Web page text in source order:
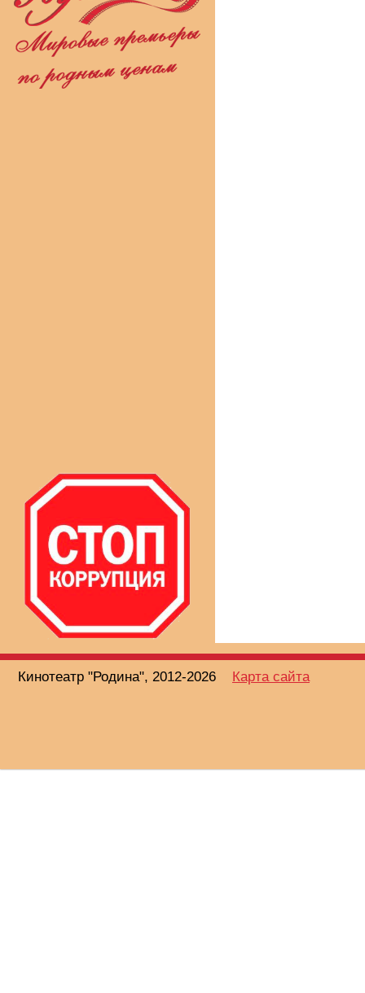
Кинотеатр "Родина", 2012-2026 Карта сайта